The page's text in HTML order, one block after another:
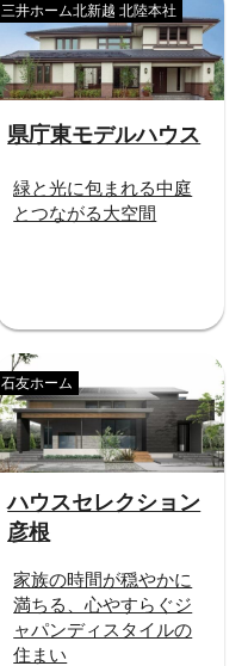
県庁東モデルハウス
三井ホーム北新越 北陸本社
緑と光に包まれる中庭
とつながる大空間
ハウスセレクション
彦根
石友ホーム
家族の時間が穏やかに
満ちる、心やすらぐジ
ャパンディスタイルの
住まい